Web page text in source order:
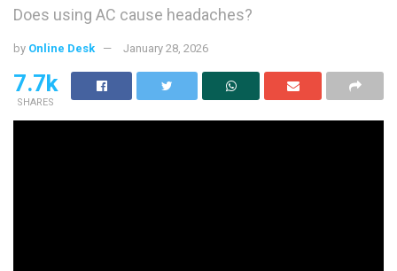
Does using AC cause headaches?
by Online Desk January 28, 2026
7.7k
SHARES